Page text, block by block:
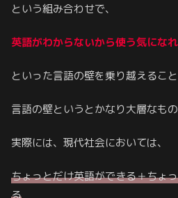
という組み合わせで、
英語がわからないから使う気にな
といった言語の壁を乗り越えるこ
言語の壁というとかなり大層なも
実際には、現代社会においては、
ちょっとだけ英語ができる＋ちょ
る